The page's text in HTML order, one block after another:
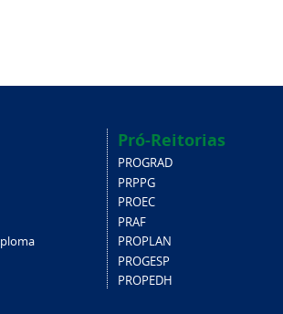
Pró-Reitorias
PROGRAD
PRPPG
PROEC
PRAF
PROPLAN
PROGESP
PROPEDH